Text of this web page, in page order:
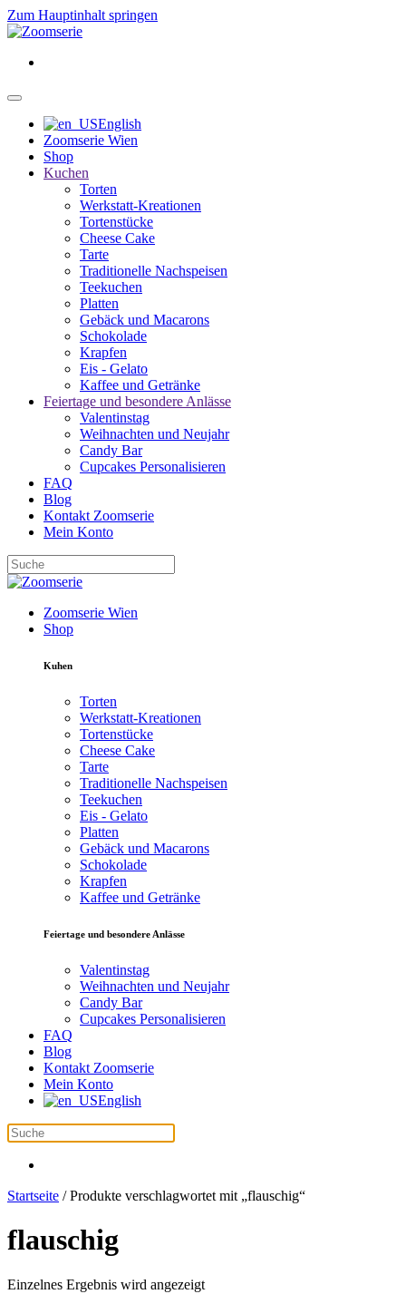
Zum Hauptinhalt springen
English
Zoomserie Wien
Shop
Kuchen
Torten
Werkstatt-Kreationen
Tortenstücke
Cheese Cake
Tarte
Traditionelle Nachspeisen
Teekuchen
Platten
Gebäck und Macarons
Schokolade
Krapfen
Eis - Gelato
Kaffee und Getränke
Feiertage und besondere Anlässe
Valentinstag
Weihnachten und Neujahr
Candy Bar
Cupcakes Personalisieren
FAQ
Blog
Kontakt Zoomserie
Mein Konto
Zoomserie Wien
Shop
Kuhen
Torten
Werkstatt-Kreationen
Tortenstücke
Cheese Cake
Tarte
Traditionelle Nachspeisen
Teekuchen
Eis - Gelato
Platten
Gebäck und Macarons
Schokolade
Krapfen
Kaffee und Getränke
Feiertage und besondere Anlässe
Valentinstag
Weihnachten und Neujahr
Candy Bar
Cupcakes Personalisieren
FAQ
Blog
Kontakt Zoomserie
Mein Konto
English
Startseite / Produkte verschlagwortet mit „flauschig“
flauschig
Einzelnes Ergebnis wird angezeigt